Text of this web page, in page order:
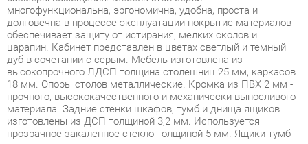
дуб в сочетании с серым. Мебель изготовлена из
высокопрочного ЛДСП толщина столешниц 25 мм, каркасов
18 мм. Опоры столов металлические. Кромка из ПВХ 2 мм -
прочного, высококачественного и механически выносливого
материала. Задние стенки шкафов, тумб и днища ящиков
изготовлены из ДСП толщиной 3,2 мм. Используется
прозрачное закаленное стекло толщиной 5 мм. Ящики тумб
оснащены роликовыми направляющими, верхние ящики
оборудованы замками. Шкафы декорированы молдингами.
Опоры регулируются, что позволят компенсировать
неровности пола. Модельный ряд соответствует всем
требованиям функциональности рабочего пространства, что